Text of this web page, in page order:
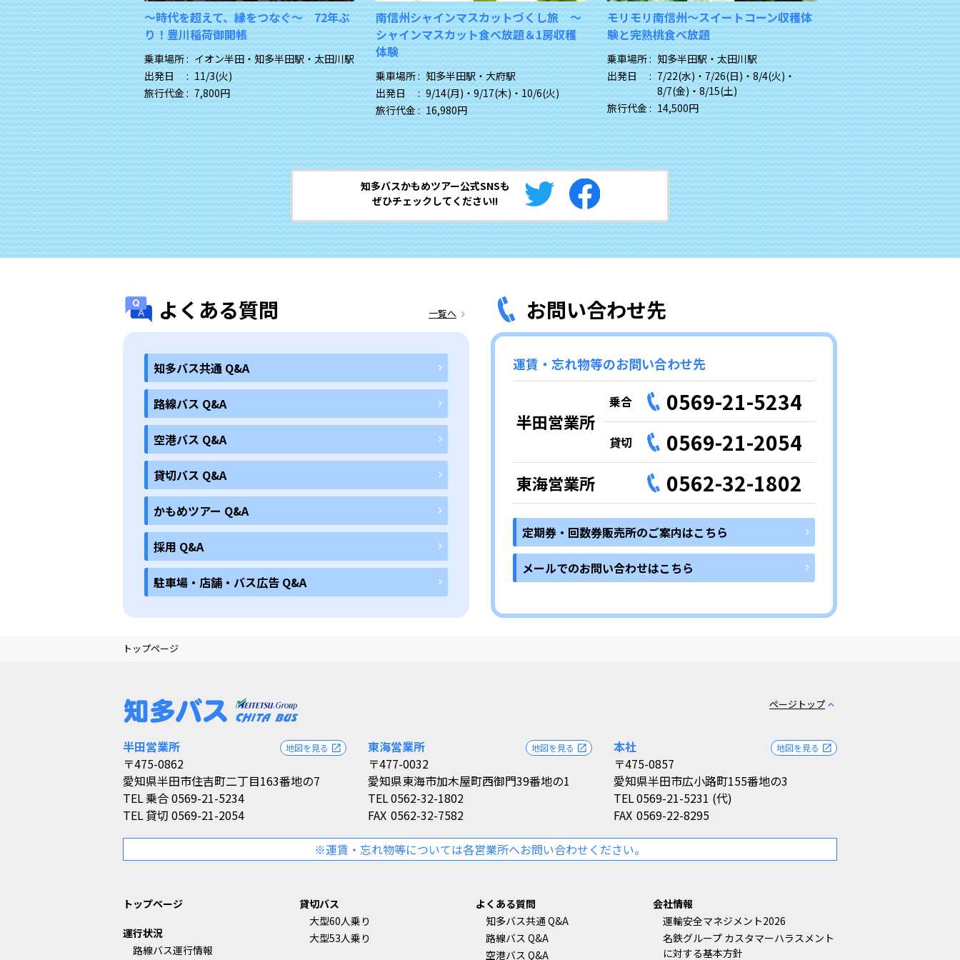
イートコーン収穫体
題
・太田川駅
・7/26(日) 8/4(火)・
8/15(土)
【名鉄バスグループＨＤハイキング】ア
ルプス眺望のはびろ自然遊歩道を歩こう
乗車場所 : イオン半田・知多半田駅・太田川駅
出発日 : 8/29(土)
旅行代金 : 10,900円
『やってきましたこの季節！伊良湖メロ
ン狩り』～全部で３玉お持ち帰り付！
乗車場所 :
知多半田駅・太田川駅
出発日 : 6/7(日)・6/16(火)・ 6/25(木)・
6/29(月)・7/3(金)・7/15(水)・
7/23(木)・7/26(日) ・8/1(土)・
8/13(木)・8/19(水) ・9/6(日)
旅行代金 :
16,500円
夏の満願 鮎づくし御膳 ～岐阜らしさ
発見録
乗車場所 : イオン半田・太田川駅
出発日 : 7/11(土)・7/29(水)・8/6(木) ・
8/26(水)・9/4(金)
旅行代金 : 14,980円
南信州シャインマス
シャインマスカット食
体験
乗車場所 :
イオン半田・
出発日 :
9/15(火)
旅行代金 :
16,980円
知多バスかもめツアー公式SNSも
ぜひチェックしてください!!
よくある質問 一覧へ chevron_right
知多バス共通 Q&A
路線バス Q&A
空港バス Q&A
貸切バス Q&A
かもめツアー Q&A
採用 Q&A
駐車場・店舗・バス広告 Q&A
お問い合わせ先
運賃・忘れ物等のお問い合わせ先
半田営業所
乗合 0569-21-5234
貸切 0569-21-2054
東海営業所 0562-32-1802
定期券・回数券販売所のご案内はこちら
メールでのお問い合わせはこちら
トップページ
ページトップ expand_less
半田営業所
〒475-0862
愛知県半田市住吉町二丁目163番地の7
地図を見る open_in_new
TEL 乗合 0569-21-5234
TEL貸切 0569-21-2054
東海営業所
〒477-0032
愛知県東海市加木屋町西御門39番地の1
地図を見る open_in_new
TEL0562-32-1802
FAX 0562-32-7582
本社
〒475-0857
愛知県半田市広小路町155番地の3
地図を見る open_in_new
TEL0569-21-5231 (代)
FAX 0569-22-8295
※運賃・忘れ物等については各営業所へお問い合わせください。
トップページ
運行状況
路線バス運行情報
貸切バス
大型60人乗り
大型53人乗り
よくある質問
知多バス共通 Q&A
路線バス Q&A
空港バス Q&A
会社情報
運輸安全マネジメント2026
名鉄グループ カスタマーハラスメント
に対する基本方針